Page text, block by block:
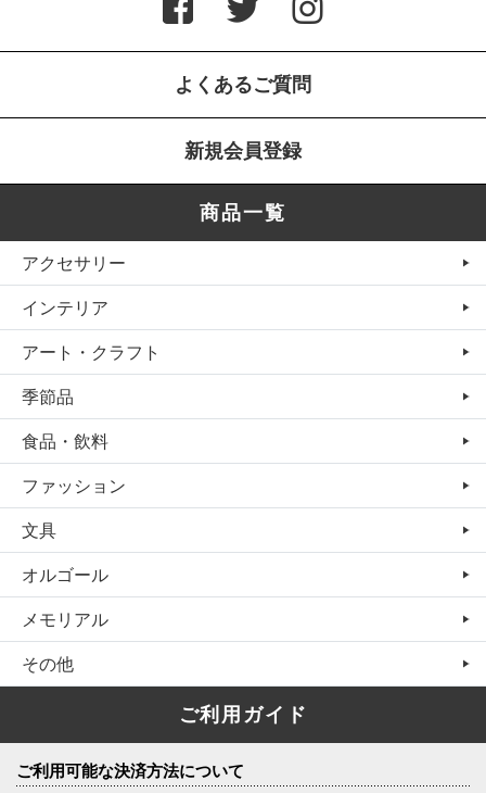
よくあるご質問
新規会員登録
商品一覧
アクセサリー
インテリア
アート・クラフト
季節品
食品・飲料
ファッション
文具
オルゴール
メモリアル
その他
ご利用ガイド
ご利用可能な決済方法について